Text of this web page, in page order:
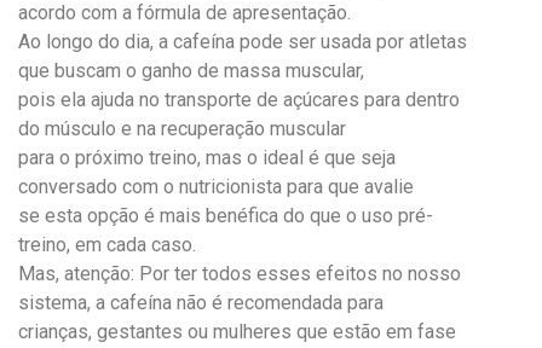
acordo com a fórmula de apresentação.
Ao longo do dia, a cafeína pode ser usada por atletas
que buscam o ganho de massa muscular,
pois ela ajuda no transporte de açúcares para dentro
do músculo e na recuperação muscular
para o próximo treino, mas o ideal é que seja
conversado com o nutricionista para que avalie
se esta opção é mais benéfica do que o uso pré-
treino, em cada caso.
Mas, atenção: Por ter todos esses efeitos no nosso
sistema, a cafeína não é recomendada para
crianças, gestantes ou mulheres que estão em fase